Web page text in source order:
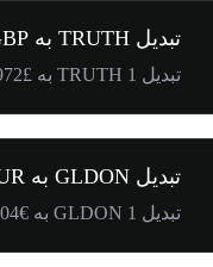
تبدیل TRUTH به GBP
تبدیل 1 TRUTH به £0.009972
تبدیل GLDON به EUR
تبدیل 1 GLDON به €345.04